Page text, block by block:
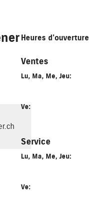
Heures d’ouverture
Ventes
Lu, Ma, Me, Jeu:
Ve:
Service
Lu, Ma, Me, Jeu:
Ve: